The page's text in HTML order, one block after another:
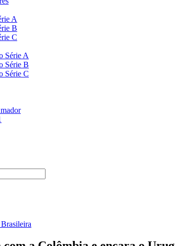
A
B
C
Série A
Série B
Série C